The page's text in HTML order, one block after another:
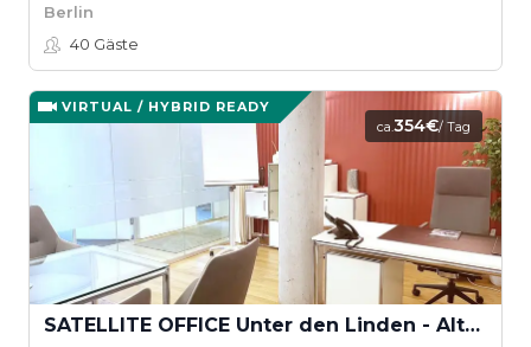
Berlin
40 Gäste
VIRTUAL / HYBRID READY
ca.354€/ Tag
SATELLITE OFFICE Unter den Linden - Alter Fritz